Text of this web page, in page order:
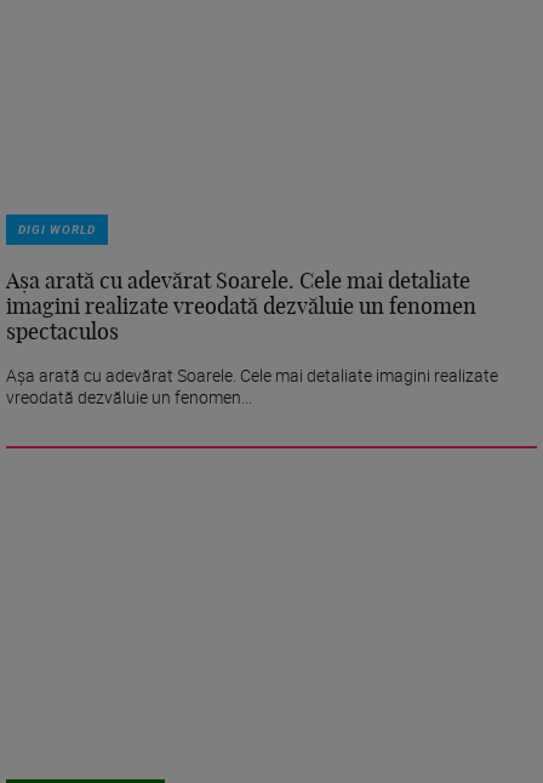
DIGI WORLD
Așa arată cu adevărat Soarele. Cele mai detaliate
imagini realizate vreodată dezvăluie un fenomen
spectaculos
Așa arată cu adevărat Soarele. Cele mai detaliate imagini realizate
vreodată dezvăluie un fenomen...